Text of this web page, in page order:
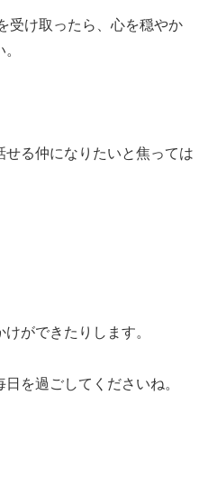
受け取ったら、心を穏やか
る仲になりたいと焦っては
ができたりします。
を過ごしてくださいね。